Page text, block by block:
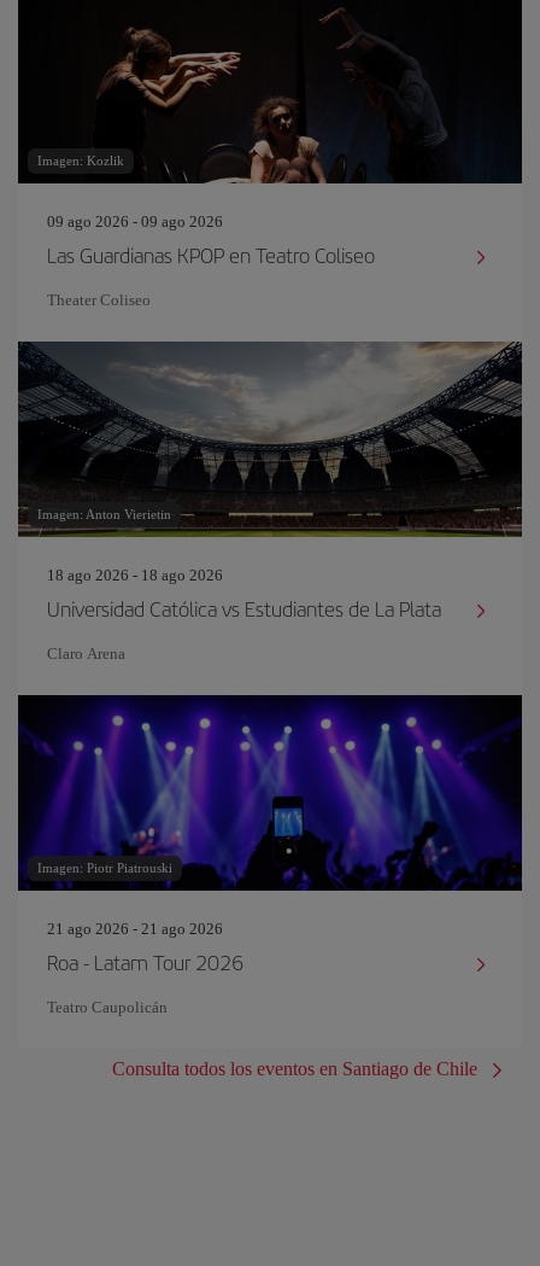
Imagen: Kozlik
09 ago 2026 - 09 ago 2026
Las Guardianas KPOP en Teatro Coliseo
Theater Coliseo
Imagen: Anton Vierietin
18 ago 2026 - 18 ago 2026
Universidad Católica vs Estudiantes de La Plata
Claro Arena
Imagen: Piotr Piatrouski
21 ago 2026 - 21 ago 2026
Roa - Latam Tour 2026
Teatro Caupolicán
Consulta todos los eventos en Santiago de Chile